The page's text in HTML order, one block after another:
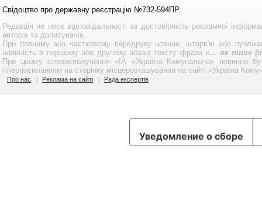
Свідоцтво про державну реєстрацію №732-594ПР.
Редакція не несе відповідальності за достовірність рекламної
авторів та дописувачів.
При повному або частковому передруку новини, інтерв'ю або
наявність в першому або другому абзаці тексту фрази«... як пише
При цьому словосполучення «ІА «Україна Комунальна» повинно
гіперпосиланням на сторінку місцерозташування на сайті «Україна
Про нас Реклама на сайті Рада експертів
Уведомление о сборе